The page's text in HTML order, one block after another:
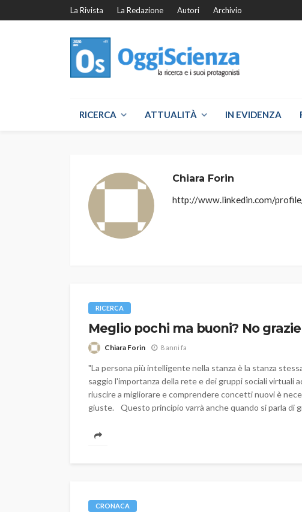
La Rivista La Redazione Autori Archivio
RICERCA ATTUALITÀ IN EVIDENZA
Chiara Forin
http://www.linkedin.com/
RICERCA
Meglio pochi ma buoni? No grazie
Chiara Forin 8 anni fa
"La persona più intelligente nella stanza è la stanza
saggio l'importanza della rete e dei gruppi sociali
riuscire a migliorare e comprendere concetti nuovi è
giuste. Questo principio varrà anche quando si parla di
CRONACA